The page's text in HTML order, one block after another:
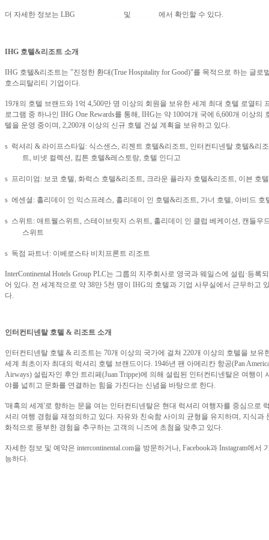
더 자세한 정보는 LBG 및 에서 확인할 수 있다.
IHG 호텔&리조트 소개
IHG 호텔&리조트는 "진정한 환대(True Hospitality for Good)"를 목적으로 하는 글로
호스피탈리티 기업이다
19개의 호텔 브랜드와 1 억 4,500만 명 이상의 회원을 보유한 세계 최대 호텔 로열티
로그램 중 하나인 IHG One Rewards를 통해 , IHG는 약 100여개 국에 6,600개 이상의
텔을 운영 중이며 , 2,200개 이상의 신규 호텔 건설 계획을 보유하고 있다
s 럭셔리 & 라이프스타일 : 식스센스 리젠트 호텔&리조트 인터컨티넨탈 호텔&리조
트
비넷 컬렉션 킴튼 호텔&레스토랑 호텔 인디고
s 프리미엄 : 보코 호텔 화럭스 호텔&리조트 크라운 플라자 호텔&리조트 이븐 호텔
s 에센셜 : 홀리데이 인 익스프레스 홀리데이 인 호텔&리조트 가너 호텔 아비드 호
s 스위트 : 애트웰스위트 스테이브릿지 스위트 홀리데이 인 클럽 베케이션
캔들우
스위트
s 독점 파트너 : 이베로스타 비치프론트 리조트
InterContinental Hotels Group PLC는 그룹의 지주회사로 영국과 웨일스에 설립 ·등록되
어 있다 전 세계적으로 약 38만 5천 명이 IHG의 호텔과 기업 사무실에서 근무하고
다
인터컨티넨탈 호텔 & 리조트 소개
인터컨티넨탈 호텔 & 리조트는 70개 이상의 국가에 걸쳐 220개 이상의 호텔을 보유
세계 최초이자 최대의 럭셔리 호텔 브랜드이다. 1946년 팬 아메리칸 항공(Pan
Airways) 설립자인 후안 트리페 (Juan Trippe)에 의해 설립된 인터컨티넨탈은 여행이
야를 넓히고 문화를 연결하는 힘을 가진다는 신념을 바탕으로 한다.
'매혹의 세계 '로 향하는 문을 여는 인터컨티넨탈은 현대 럭셔리 여행자를 중심으로
셔리 여행 경험을 재정의하고 있다. 자유와 친숙함 사이의 균형을 유지하며, 지식과
화적으로 풍부한 경험을 추구하는 고객의 니즈에 초첨을 맞추고 있다.
자세한 정보 및 예약은 intercontinental.com을 방문하거나, Facebook과 Instagram에서
능하다.